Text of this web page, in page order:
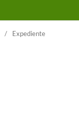
/ Expediente